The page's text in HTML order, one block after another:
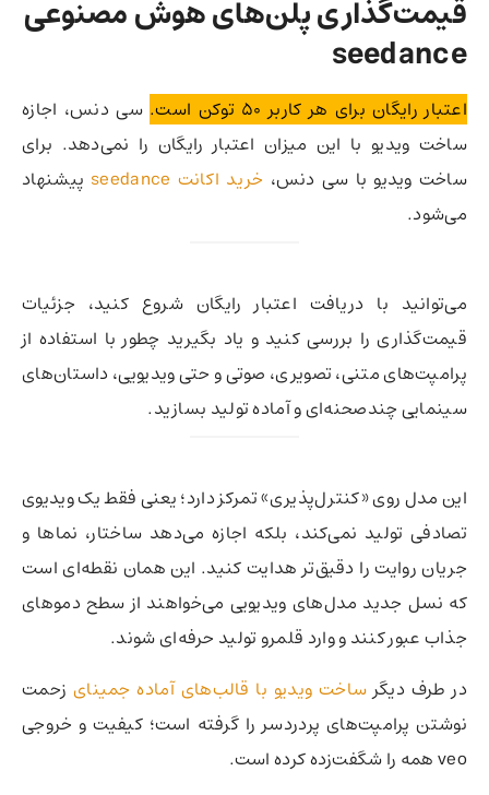
قیمت‌گذاری پلن‌های هوش مصنوعی
seedance
اعتبار رایگان برای هر کاربر 50 توکن است.
سی دنس، اجازه
ساخت ویدیو با این میزان اعتبار رایگان را نمی‌دهد. برای
ساخت ویدیو با سی دنس، خرید اکانت seedance
پیشنهاد
می‌شود.
می‌توانید با دریافت اعتبار رایگان شروع کنید، جزئیات
قیمت‌گذاری را بررسی کنید و یاد بگیرید چطور با استفاده از
پرامپت‌های متنی، تصویری، صوتی و حتی ویدیویی، داستان‌های
سینمایی چندصحنه‌ای و آماده تولید بسازید.
این مدل روی «کنترل‌پذیری» تمرکز دارد؛ یعنی فقط یک ویدیوی
تصادفی تولید نمی‌کند، بلکه اجازه می‌دهد ساختار، نماها و
جریان روایت را دقیق‌تر هدایت کنید. این همان نقطه‌ای است
که نسل جدید مدل‌های ویدیویی می‌خواهند از سطح دموهای
جذاب عبور کنند و وارد قلمرو تولید حرفه‌ای شوند.
در طرف دیگرساخت ویدیو با قالب‌های آماده جمینای زحمت
نوشتن پرامپت‌های پردردسر را گرفته است؛ کیفیت و خروجی
veo همه را شگفت‌زده کرده است.